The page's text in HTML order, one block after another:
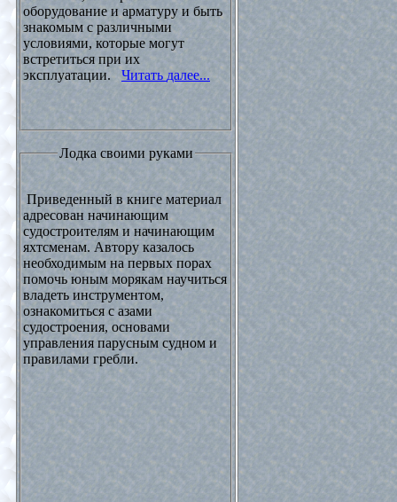
оборудование и арматуру и быть
знакомым с различными
условиями, которые могут
встретиться при их
эксплуатации.
Читать далее...
Лодка своими руками
Приведенный в книге материал
адресован начинающим
судостроителям и начинающим
яхтсменам. Автору казалось
необходимым на первых порах
помочь юным морякам научиться
владеть инструментом,
ознакомиться с азами
судостроения, основами
управления парусным судном и
правилами гребли.